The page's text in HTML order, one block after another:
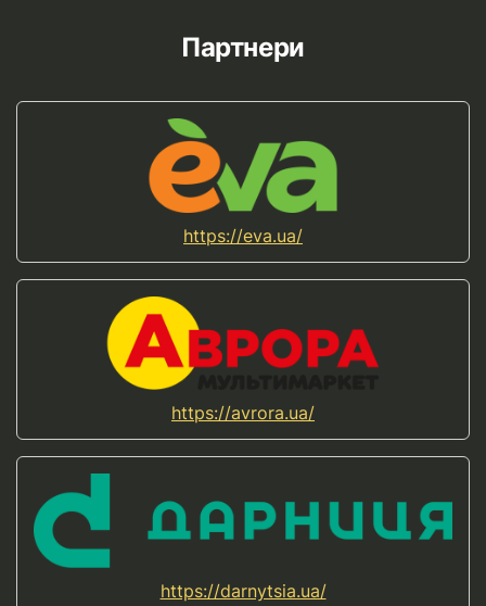
Партнери
https://eva.ua/
https://avrora.ua/
https://darnytsia.ua/